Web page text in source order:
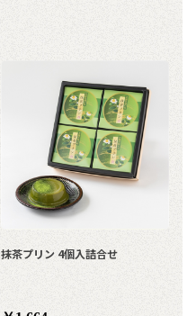
抹茶プリン 4個入詰合せ